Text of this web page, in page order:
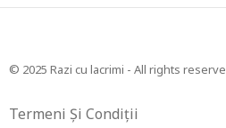
© 2025 Razi cu lacrimi - All rights
Termeni Și Condiții